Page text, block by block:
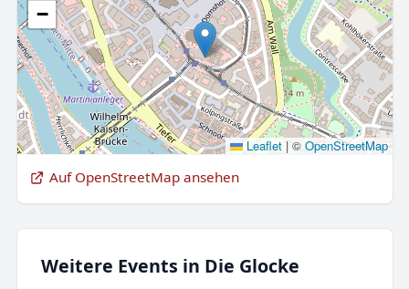
−
Leaflet |© OpenStreetMap
Auf OpenStreetMap ansehen
Weitere Events in Die Glocke